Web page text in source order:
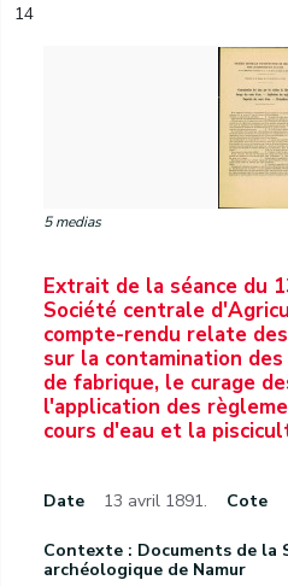
14
5 medias
Extrait de la séance du
Société centrale
compte-rendu relate
sur la contamination
de fabrique, le curage
l'application des
cours d'eau et la
Date 13 avril 1891. Cote
Contexte : Documents de la
archéologique de Namur